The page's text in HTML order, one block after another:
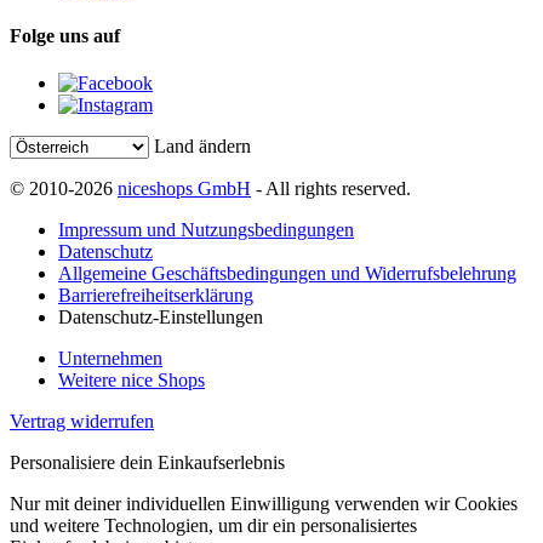
Folge uns auf
Land ändern
© 2010-2026 niceshops GmbH - All rights reserved.
Impressum und Nutzungsbedingungen
Datenschutz
Allgemeine Geschäftsbedingungen und Widerrufsbelehrung
Barrierefreiheitserklärung
Datenschutz-Einstellungen
Unternehmen
Weitere nice Shops
Vertrag widerrufen
Personalisiere dein Einkaufserlebnis
Nur mit deiner individuellen Einwilligung verwenden wir Cookies
und weitere Technologien, um dir ein personalisiertes